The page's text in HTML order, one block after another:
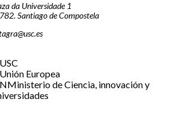
da Universidade 1
Santiago de Compostela